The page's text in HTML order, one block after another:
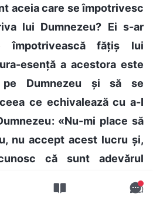
aceia care se împotrivesc
lui Dumnezeu? Ei s-ar
fățiș lui
esență a acestora este
pe Dumnezeu și să se
ce echivalează cu a-I
«Nu-mi place să
nu accept acest lucru și,
că sunt adevărul
și îmi aduce beneficii.»